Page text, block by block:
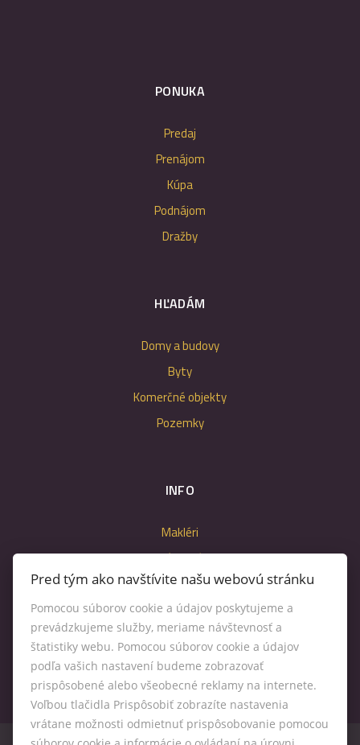
PONUKA
Predaj
Prenájom
Kúpa
Podnájom
Dražby
HĽADÁM
Domy a budovy
Byty
Komerčné objekty
Pozemky
INFO
Makléri
Napíšte nám
Kontakt
Nastavenie cookies
Pred tým ako navštívite našu webovú stránku
Pomocou súborov cookie a údajov poskytujeme a
prevádzkujeme služby, meriame návštevnosť a
štatistiky webu. Pomocou súborov cookie a údajov
podľa vašich nastavení budeme zobrazovať
prispôsobené alebo všeobecné reklamy na internete.
Voľbou tlačidla Prispôsobiť zobrazíte nastavenia
vrátane možnosti odmietnuť prispôsobovanie pomocou